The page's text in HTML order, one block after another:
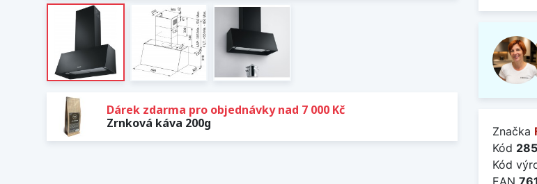
Dárek zdarma pro objednávky nad 7 000 Kč
Zrnková káva 200g
Značka
Kód
Kód